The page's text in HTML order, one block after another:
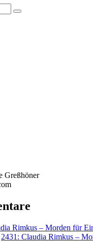
Suchen
Greßhöner
Rimkus – Morden für
2431: Claudia Rimkus –